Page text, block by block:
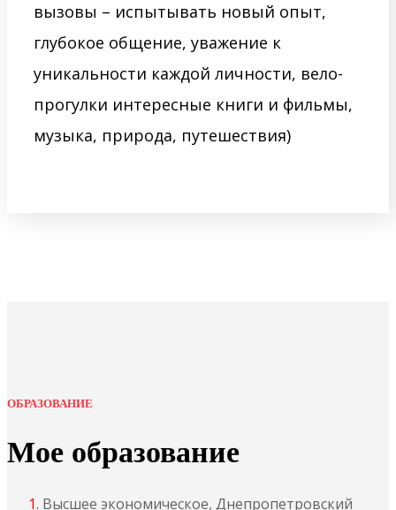
вызовы – испытывать новый опыт,
глубокое общение, уважение к
уникальности каждой личности, вело-
прогулки интересные книги и фильмы,
музыка, природа, путешествия)
ОБРАЗОВАНИЕ
Мое образование
Высшее экономическое, Днепропетровский